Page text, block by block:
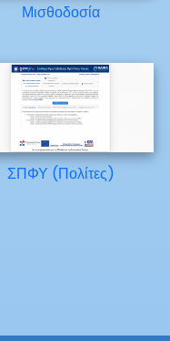
Μισθοδοσία
ΣΠΦΥ (Πολίτες)